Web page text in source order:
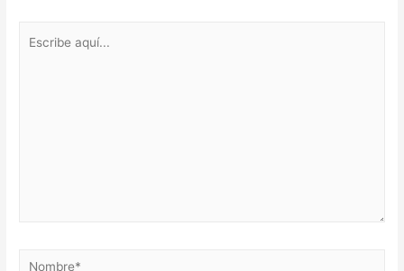
Nombre*